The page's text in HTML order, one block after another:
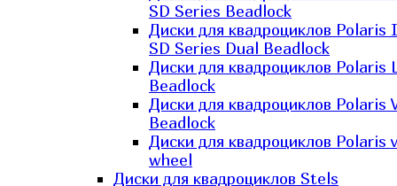
SD Series Beadlock
Диски для квадроциклов Polaris
SD Series Dual Beadlock
Диски для квадроциклов Polaris
Beadlock
Диски для квадроциклов Polaris
Beadlock
Диски для квадроциклов Polaris
wheel
Диски для квадроциклов Stels